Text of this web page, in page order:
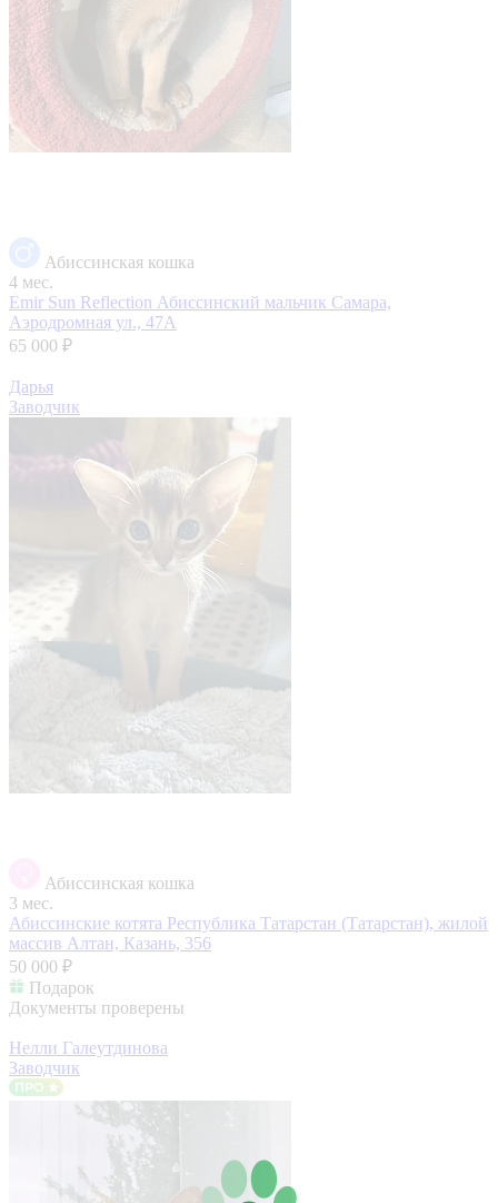
Абиссинская кошка
4 мес.
Emir Sun Reflection Абиссинский мальчик Самара,
Аэродромная ул., 47А
65 000 ₽
Дарья
Заводчик
Абиссинская кошка
3 мес.
Абиссинские котята Республика Татарстан (Татарстан), жилой
массив Алтан, Казань, 356
50 000 ₽
Подарок
Документы проверены
Нелли Галеутдинова
Заводчик